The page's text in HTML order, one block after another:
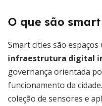
O que são
Smart cities são
infraestrutura digital
governança orientada
funcionamento da
coleção de sensores e